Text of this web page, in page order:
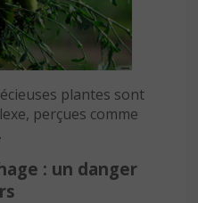
plantes sont
perçues comme
: un danger